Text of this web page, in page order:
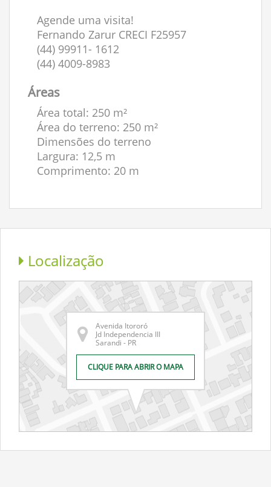
Agende uma visita!
Fernando Zarur CRECI F25957
(44) 99911- 1612
(44) 4009-8983
Áreas
Área total: 250 m²
Área do terreno: 250 m²
Dimensões do terreno
Largura: 12,5 m
Comprimento: 20 m
Localização
Avenida Itororó
Jd Independencia III
Sarandi - PR
CLIQUE PARA ABRIR O MAPA